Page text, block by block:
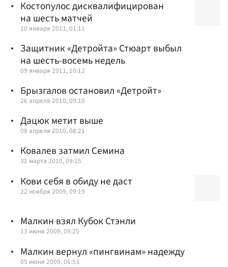
Костопулос дисквалифицирован
на шесть матчей
10 января 2011, 01:11
Защитник «Детройта» Стюарт выбыл
на шесть-восемь недель
09 января 2011, 10:12
Брызгалов остановил «Детройт»
26 апреля 2010, 09:10
Дацюк метит выше
08 апреля 2010, 08:21
Ковалев затмил Семина
31 марта 2010, 09:15
Кови себя в обиду не даст
22 ноября 2009, 09:19
Малкин взял Кубок Стэнли
13 июня 2009, 09:25
Малкин вернул «пингвинам» надежду
05 июня 2009, 06:53